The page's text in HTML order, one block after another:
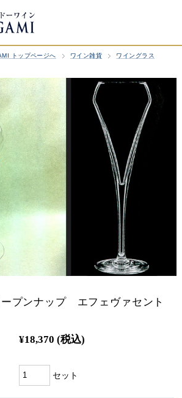
トップページへ ワイン雑貨 ワイングラス
プンナップ エフェヴァセント
¥18,370 (税込)
セット